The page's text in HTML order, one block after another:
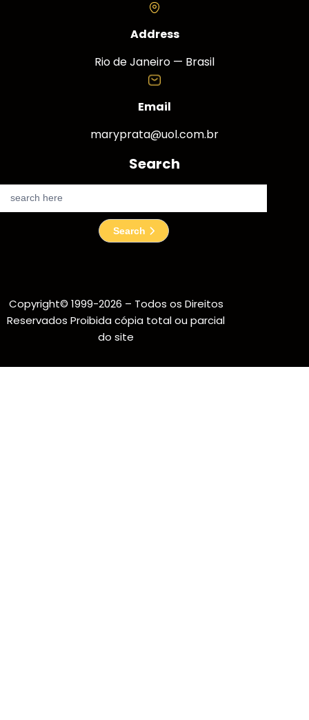
Address
Rio de Janeiro — Brasil
Email
maryprata@uol.com.br
Search
e
a
r
Search
Copyright© 1999-2026 – Todos os Direitos
Reservados Proibida cópia total ou parcial
do site